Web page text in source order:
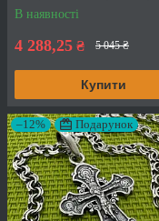
В наявності
4 288,25 ₴ 5 045 ₴
Купити
–12% Подарунок